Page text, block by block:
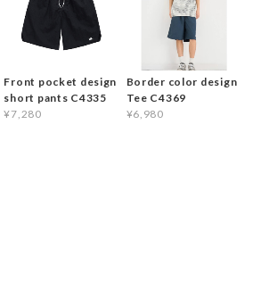
Front pocket design
short pants C4335
¥7,280
Border color design
Tee C4369
¥6,980